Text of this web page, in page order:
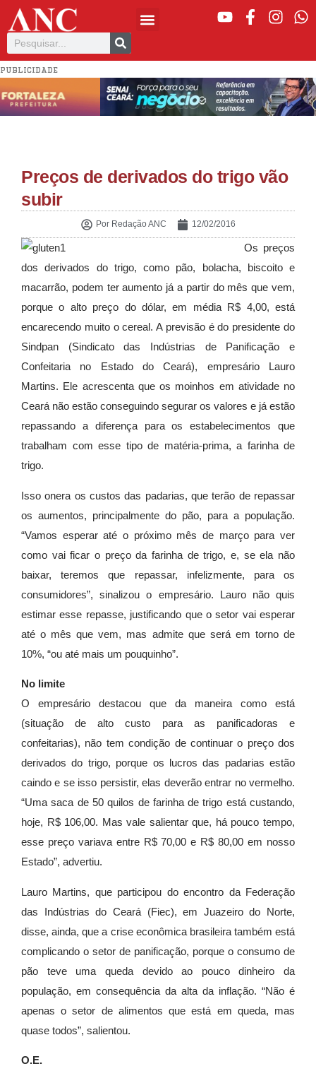
PUBLICIDADE
Preços de derivados do trigo vão
subir
PorRedação ANC 12/02/2016
Os preços
dos derivados do trigo, como pão, bolacha, biscoito e
macarrão, podem ter aumento já a partir do mês que vem,
porque o alto preço do dólar, em média R$ 4,00, está
encarecendo muito o cereal. A previsão é do presidente do
Sindpan (Sindicato das Indústrias de Panificação e
Confeitaria no Estado do Ceará), empresário Lauro
Martins. Ele acrescenta que os moinhos em atividade no
Ceará não estão conseguindo segurar os valores e já estão
repassando a diferença para os estabelecimentos que
trabalham com esse tipo de matéria-prima, a farinha de
trigo.
Isso onera os custos das padarias, que terão de repassar
os aumentos, principalmente do pão, para a população.
“Vamos esperar até o próximo mês de março para ver
como vai ficar o preço da farinha de trigo, e, se ela não
baixar, teremos que repassar, infelizmente, para os
consumidores”, sinalizou o empresário. Lauro não quis
estimar esse repasse, justificando que o setor vai esperar
até o mês que vem, mas admite que será em torno de
10%, “ou até mais um pouquinho”.
No limite
O empresário destacou que da maneira como está
(situação de alto custo para as panificadoras e
confeitarias), não tem condição de continuar o preço dos
derivados do trigo, porque os lucros das padarias estão
caindo e se isso persistir, elas deverão entrar no vermelho.
“Uma saca de 50 quilos de farinha de trigo está custando,
hoje, R$ 106,00. Mas vale salientar que, há pouco tempo,
esse preço variava entre R$ 70,00 e R$ 80,00 em nosso
Estado”, advertiu.
Lauro Martins, que participou do encontro da Federação
das Indústrias do Ceará (Fiec), em Juazeiro do Norte,
disse, ainda, que a crise econômica brasileira também está
complicando o setor de panificação, porque o consumo de
pão teve uma queda devido ao pouco dinheiro da
população, em consequência da alta da inflação. “Não é
apenas o setor de alimentos que está em queda, mas
quase todos”, salientou.
O.E.